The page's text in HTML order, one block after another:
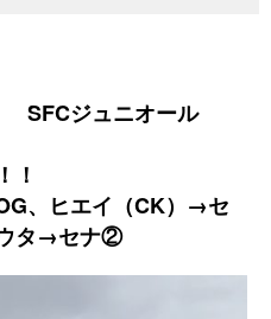
ジュニオール
ヒエイ（CK）→セ
タ→セナ②